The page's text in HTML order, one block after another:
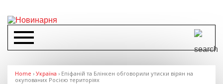
Home › Україна › Епіфаній та Блінкен обговорили утиски вірян на
окупованих Росією територіях